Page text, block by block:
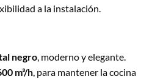
a la instalación.
negro, moderno y elegante.
m³/h, para mantener la cocina